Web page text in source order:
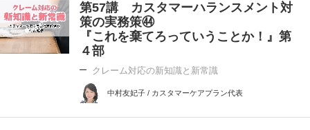
第57講 カスタマーハランスメント対
策の実務策㊹
『これを棄てろっていうことか！』第
４部
クレーム対応の新知識と新常識
中村友妃子 / カスタマーケアプラン代表